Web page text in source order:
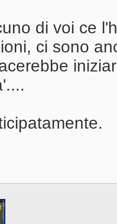
di voi ce
ci sono